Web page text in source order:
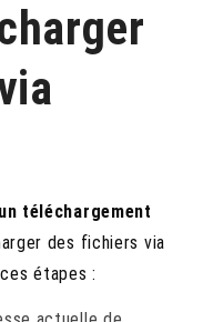
téléchargement
des fichiers via
étapes :